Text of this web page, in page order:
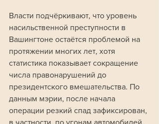
Власти подчёркивают, что уровень
насильственной преступности в
Вашингтоне остаётся проблемой на
протяжении многих лет, хотя
статистика показывает сокращение
числа правонарушений до
президентского вмешательства. По
данным мэрии, после начала
операции резкий спад зафиксирован,